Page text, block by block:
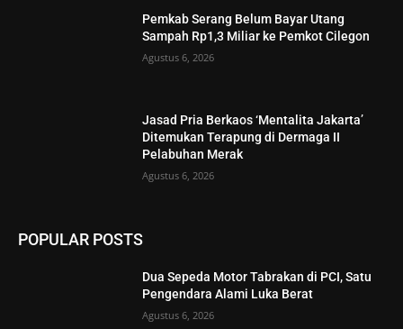
Pemkab Serang Belum Bayar Utang
Sampah Rp1,3 Miliar ke Pemkot Cilegon
Agustus 6, 2026
Jasad Pria Berkaos ‘Mentalita Jakarta’
Ditemukan Terapung di Dermaga II
Pelabuhan Merak
Agustus 6, 2026
POPULAR POSTS
Dua Sepeda Motor Tabrakan di PCI, Satu
Pengendara Alami Luka Berat
Agustus 6, 2026